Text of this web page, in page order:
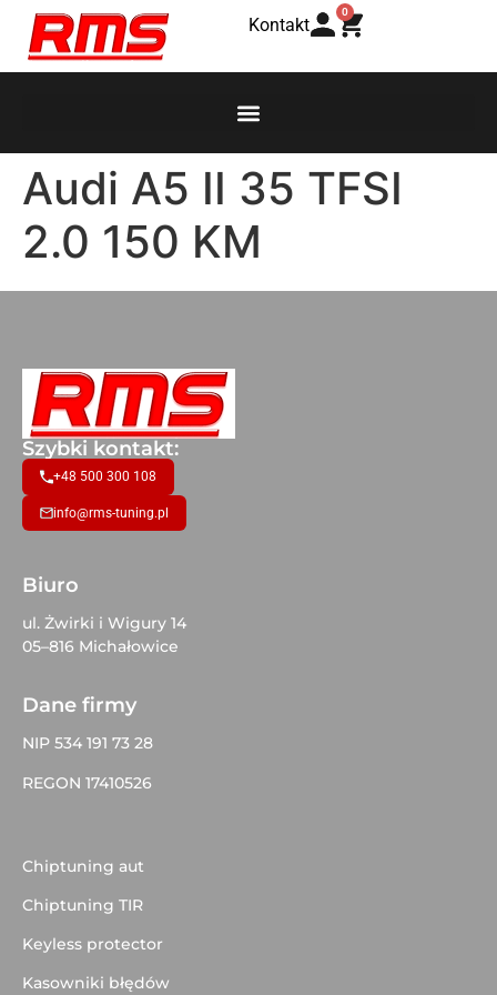
Kontakt
0
Audi A5 II 35 TFSI
2.0 150 KM
Szybki kontakt:
+48 500 300 108
info@rms-tuning.pl
Biuro
ul. Żwirki i Wigury 14
05–816 Michałowice
Dane firmy
NIP 534 191 73 28
REGON 17410526
Chiptuning aut
Chiptuning TIR
Keyless protector
Kasowniki błędów